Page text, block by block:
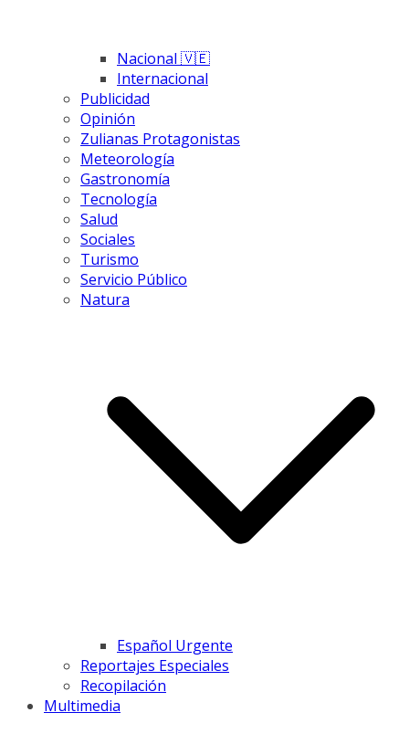
Nacional 🇻🇪
Internacional
Publicidad
Opinión
Zulianas Protagonistas
Meteorología
Gastronomía
Tecnología
Salud
Sociales
Turismo
Servicio Público
Natura
Español Urgente
Reportajes Especiales
Recopilación
Multimedia